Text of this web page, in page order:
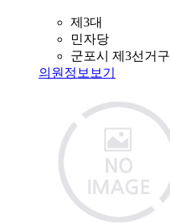
제3대
민자당
군포시 제3선거구
의원정보보기